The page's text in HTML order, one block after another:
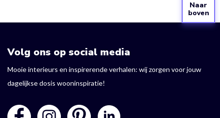
Naar
boven
Volg ons op social media
Mooie interieurs en inspirerende verhalen: wij zorgen voor jouw
dagelijkse dosis wooninspiratie!